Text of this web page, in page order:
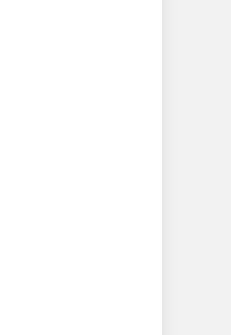
প্রেস ক্লাবের সভাপতি
সম্পাদক রিপন মারমা
প্রধানমন্ত্রীকে চিঠি
পর ফোন তারেক
সঙ্কট
ডলার বিনিয়োগ
বন্যায় ক্ষতিগ্রস্তদের